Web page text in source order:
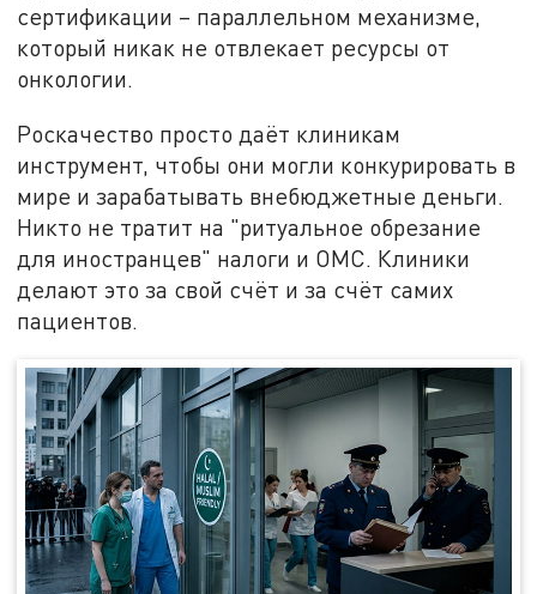
сертификации – параллельном механизме,
который никак не отвлекает ресурсы от
онкологии.
Роскачество просто даёт клиникам
инструмент, чтобы они могли конкурировать в
мире и зарабатывать внебюджетные деньги.
Никто не тратит на "ритуальное обрезание
для иностранцев" налоги и ОМС. Клиники
делают это за свой счёт и за счёт самих
пациентов.